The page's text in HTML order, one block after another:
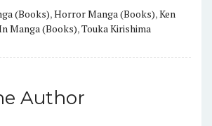
(Books),Horror Manga (Books),Ken
Manga (Books),Touka Kirishima
Author